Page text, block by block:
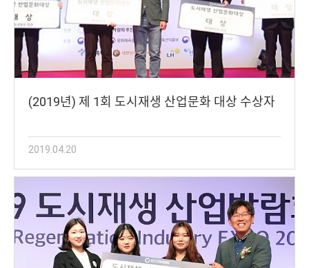
(2019년) 제 1회 도시재생 산업문화 대상 수상자
2019.04.20